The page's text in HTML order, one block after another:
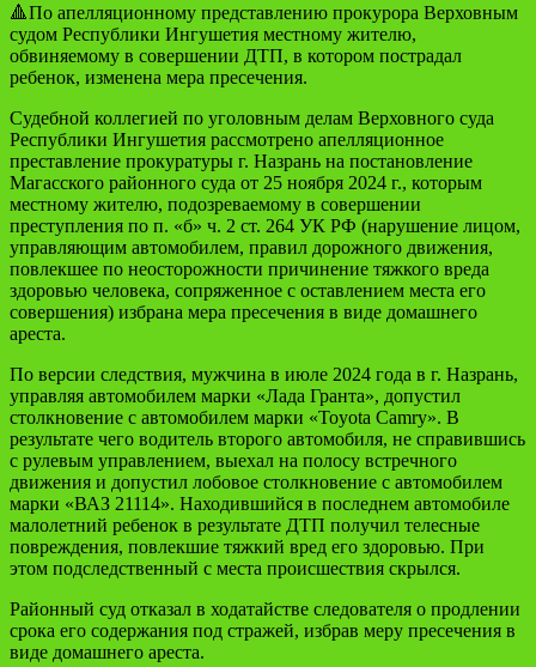
🔺По апелляционному представлению прокурора Верховным
судом Республики Ингушетия местному жителю,
обвиняемому в совершении ДТП, в котором пострадал
ребенок, изменена мера пресечения.
Судебной коллегией по уголовным делам Верховного суда
Республики Ингушетия рассмотрено апелляционное
преставление прокуратуры г. Назрань на постановление
Магасского районного суда от 25 ноября 2024 г., которым
местному жителю, подозреваемому в совершении
преступления по п. «б» ч. 2 ст. 264 УК РФ (нарушение лицом,
управляющим автомобилем, правил дорожного движения,
повлекшее по неосторожности причинение тяжкого вреда
здоровью человека, сопряженное с оставлением места его
совершения) избрана мера пресечения в виде домашнего
ареста.
По версии следствия, мужчина в июле 2024 года в г. Назрань,
управляя автомобилем марки «Лада Гранта», допустил
столкновение с автомобилем марки «Toyota Camry». В
результате чего водитель второго автомобиля, не справившись
с рулевым управлением, выехал на полосу встречного
движения и допустил лобовое столкновение с автомобилем
марки «ВАЗ 21114». Находившийся в последнем автомобиле
малолетний ребенок в результате ДТП получил телесные
повреждения, повлекшие тяжкий вред его здоровью. При
этом подследственный с места происшествия скрылся.
Районный суд отказал в ходатайстве следователя о продлении
срока его содержания под стражей, избрав меру пресечения в
виде домашнего ареста.